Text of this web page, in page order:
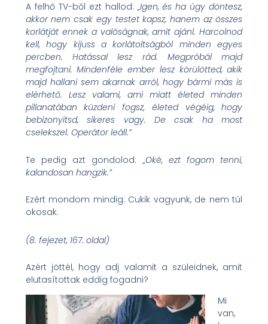
A felhő TV-ből ezt hallod:„Igen, és ha úgy döntesz,
akkor nem csak egy testet kapsz, hanem az összes
korlátját ennek a valóságnak, amit ajánl. Harcolnod
kell, hogy kijuss a korlátoltságból minden egyes
percben. Hatással lesz rád. Megpróbál majd
megfojtani. Mindenféle ember lesz körülötted, akik
majd hallani sem akarnak arról, hogy bármi más is
elérhető. Lesz valami, ami miatt életed minden
pillanatában küzdeni fogsz, életed végéig, hogy
bebizonyítsd, sikeres vagy. De csak ha most
cselekszel. Operátor leáll.”
Te pedig azt gondolod: „Oké, ezt fogom tenni,
kalandosan hangzik.”
Ezért mondom mindig: Cukik vagyunk, de nem túl
okosak.
(8. fejezet, 167. oldal)
Azért jöttél, hogy adj valamit a szüleidnek, amit
elutasítottak eddig fogadni?
Mi
van,